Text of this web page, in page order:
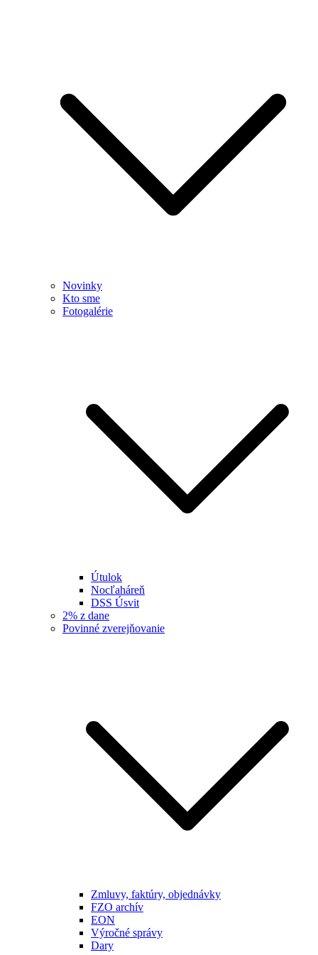
Novinky
Kto sme
Fotogalérie
Útulok
Nocľaháreň
DSS Úsvit
2% z dane
Povinné zverejňovanie
Zmluvy, faktúry, objednávky
FZO archív
EON
Výročné správy
Dary